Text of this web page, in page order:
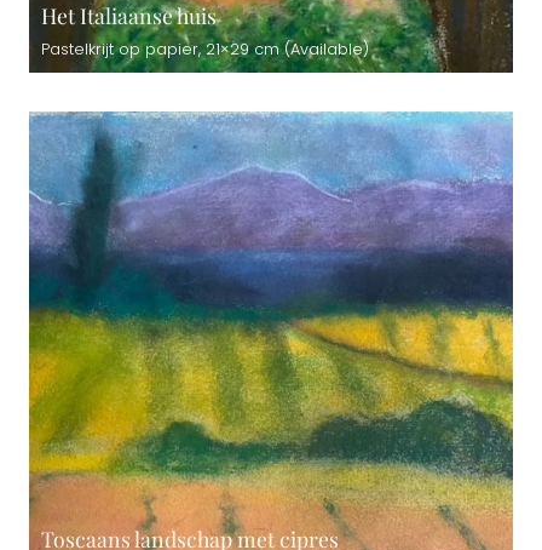
Het Italiaanse huis
Pastelkrijt op papier, 21×29 cm (Available)
Toscaans landschap met cipres